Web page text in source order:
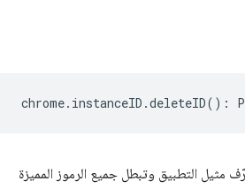
chrome. instanceID .deleteID() :
مثيل التطبيق وتبطل جميع الرموز المميزة